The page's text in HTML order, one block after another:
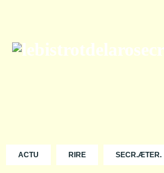
ACTU RIRE SECR.ÆTER.